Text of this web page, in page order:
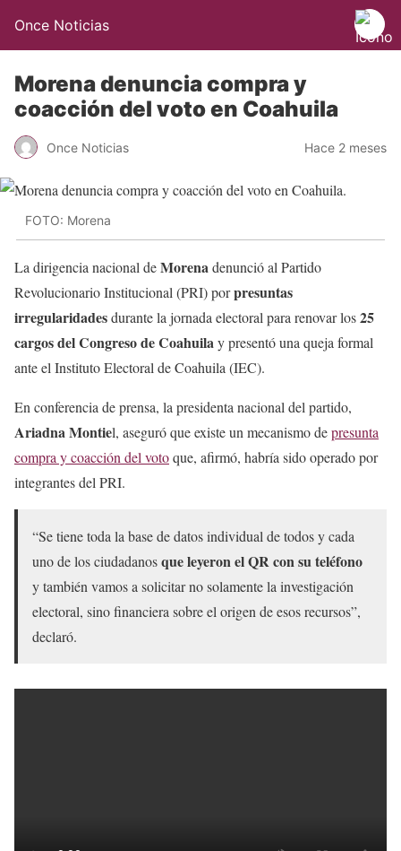
Once Noticias
Morena denuncia compra y
coacción del voto en Coahuila
Once Noticias Hace 2 meses
FOTO: Morena
La dirigencia nacional deMorenadenunció al Partido
Revolucionario Institucional (PRI) porpresuntas
irregularidadesdurante la jornada electoral para renovar los25
cargos del Congreso de Coahuilay presentó una queja formal
ante el Instituto Electoral de Coahuila (IEC).
En conferencia de prensa, la presidenta nacional del partido,
Ariadna Montiel, aseguró que existe un mecanismo depresunta
compra y coacción del votoque, afirmó, habría sido operado por
integrantes del PRI.
“Se tiene toda la base de datos individual de todos y cada
uno de los ciudadanosque leyeron el QR con su teléfono
y también vamos a solicitar no solamente la investigación
electoral, sino financiera sobre el origen de esos recursos”,
declaró.